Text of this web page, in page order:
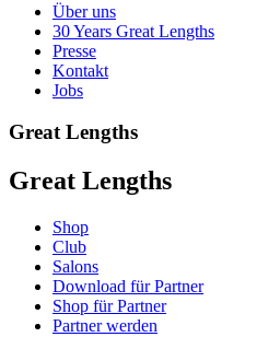
Über uns
30 Years Great Lengths
Presse
Kontakt
Jobs
Great Lengths
Great Lengths
Shop
Club
Salons
Download für Partner
Shop für Partner
Partner werden